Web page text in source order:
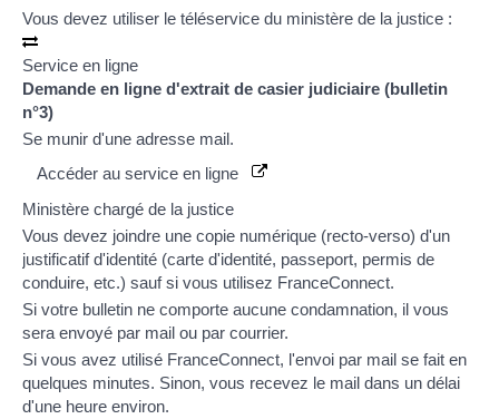
Vous devez utiliser le téléservice du ministère de la justice :
Service en ligne
Demande en ligne d'extrait de casier judiciaire (bulletin
n°3)
Se munir d'une adresse mail.
Accéder au service en ligne
Ministère chargé de la justice
Vous devez joindre une copie numérique (recto-verso) d'un
justificatif d'identité (carte d'identité, passeport, permis de
conduire, etc.) saufsi vous utilisez FranceConnect.
Si votre bulletin ne comporte aucune condamnation, il vous
sera envoyé par mail ou par courrier.
Si vous avez utilisé FranceConnect, l'envoi par mail se fait en
quelques minutes. Sinon, vous recevez le mail dans un délai
d'une heure environ.